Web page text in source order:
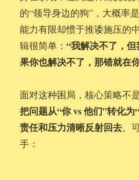
的“领导身边的狗”，大概率
能力有限却惯于推诿施压的
辑很简单：“我解决不了，
果你也解决不了，那错就在
面对这种困局，核心策略不
把问题从“你 vs 他们”转化
责任和压力清晰反射回去。
手：